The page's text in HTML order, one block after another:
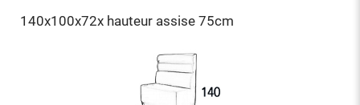
140x100x72x hauteur assise 75cm